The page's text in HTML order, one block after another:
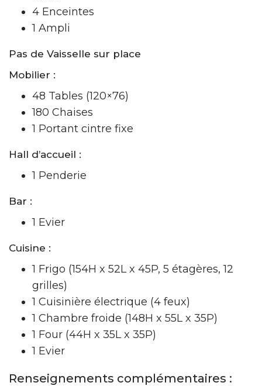
4 Enceintes
1 Ampli
Pas de Vaisselle sur place
Mobilier :
48 Tables (120×76)
180 Chaises
1 Portant cintre fixe
Hall d’accueil :
1 Penderie
Bar :
1 Evier
Cuisine :
1 Frigo (154H x 52L x 45P, 5 étagères, 12
grilles)
1 Cuisinière électrique (4 feux)
1 Chambre froide (148H x 55L x 35P)
1 Four (44H x 35L x 35P)
1 Evier
Renseignements complémentaires :